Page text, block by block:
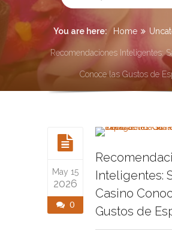
You are here: Home
Recomendaciones Inteligentes:
Conoce las Gustos de
May 15
2026
0
Inteligentes:
Casino
Gustos de